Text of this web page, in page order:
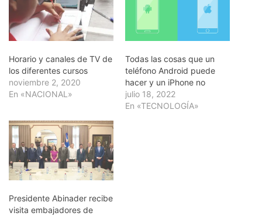
Horario y canales de TV de
los diferentes cursos
noviembre 2, 2020
En «NACIONAL»
Todas las cosas que un
teléfono Android puede
hacer y un iPhone no
julio 18, 2022
En «TECNOLOGÍA»
Presidente Abinader recibe
visita embajadores de